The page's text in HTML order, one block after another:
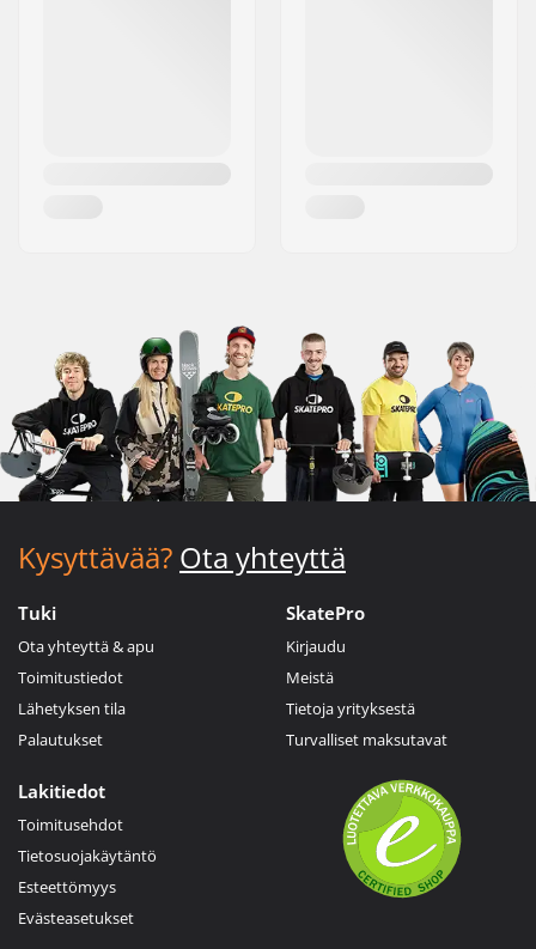
Kysyttävää? Ota yhteyttä
Tuki
Ota yhteyttä & apu
Toimitustiedot
Lähetyksen tila
Palautukset
SkatePro
Kirjaudu
Meistä
Tietoja yrityksestä
Turvalliset maksutavat
Lakitiedot
Toimitusehdot
Tietosuojakäytäntö
Esteettömyys
Evästeasetukset